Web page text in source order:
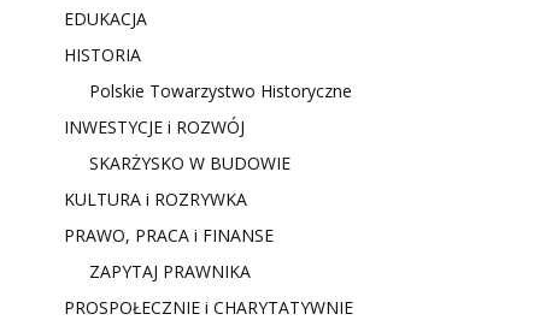
EDUKACJA
HISTORIA
Polskie Towarzystwo Historyczne
INWESTYCJE i ROZWÓJ
SKARŻYSKO W BUDOWIE
KULTURA i ROZRYWKA
PRAWO, PRACA i FINANSE
ZAPYTAJ PRAWNIKA
PROSPOŁECZNIE i CHARYTATYWNIE